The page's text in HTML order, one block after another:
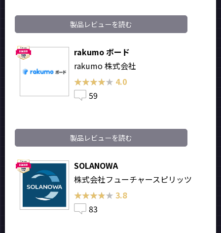
製品レビューを読む
rakumo ボード
rakumo 株式会社
★★★★★
★★★★★ 4.0
59
製品レビューを読む
SOLANOWA
株式会社フューチャースピリッツ
★★★★★
★★★★★ 3.8
83